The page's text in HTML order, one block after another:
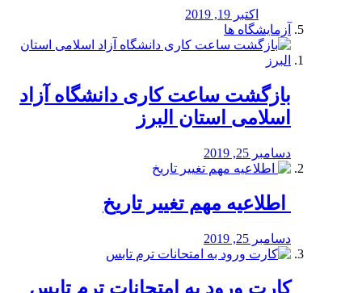
اکتبر 19, 2019
آزمایشگاه ها
بازگشت ساعت کاری دانشگاه آزاد
اسلامی استان البرز
دسامبر 25, 2019
️ اطلاعیه مهم تغییر تاریخ
دسامبر 25, 2019
کارت ورود به امتحانات ترم تابس